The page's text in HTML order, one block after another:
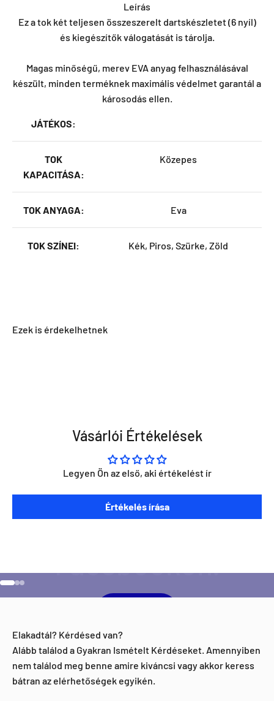
Leírás
Ez a tok két teljesen összeszerelt dartskészletet (6 nyíl)
és kiegészítők válogatását is tárolja.
Magas minőségű, merev EVA anyag felhasználásával
készült, minden terméknek maximális védelmet garantál a
károsodás ellen.
JÁTÉKOS:
TOK
KAPACITÁSA:
Közepes
TOK ANYAGA: Eva
TOK SZÍNEI: Kék, Piros, Szürke, Zöld
Vásárlói Értékelések
Legyen Ön az első, aki értékelést ír
Értékelés írása
Szeretnéd ha napra kész lennél minden Direct Darts
aktivitással kapcsolatban?
Elakadtál? Kérdésed van?
Alább találod a Gyakran Ismételt Kérdéseket. Amennyiben
nem találod meg benne amire kiváncsi vagy akkor keress
bátran az elérhetőségek egyikén.